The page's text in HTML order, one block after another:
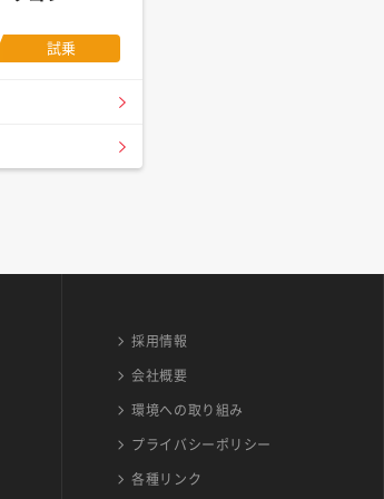
試乗
採用情報
会社概要
環境への取り組み
プライバシーポリシー
各種リンク